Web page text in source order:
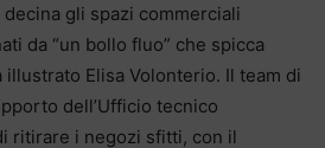
gli spazi commerciali
da “un bollo fluo” che spicca
Elisa Volonterio. Il team di
dell’Ufficio tecnico
ritirare i negozi sfitti, con il